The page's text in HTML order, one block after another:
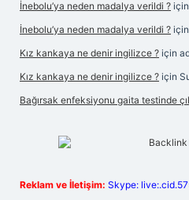
İnebolu’ya neden madalya verildi ? için
İnebolu’ya neden madalya verildi ? için
Kız kankaya ne denir ingilizce ? için
Kız kankaya ne denir ingilizce ? için
Bağırsak enfeksiyonu gaita testinde
Reklam ve İletişim: Skype: